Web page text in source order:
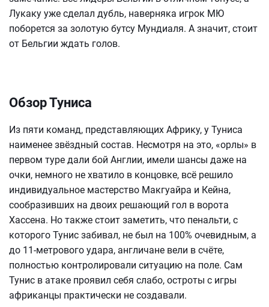
Лукаку уже сделал дубль, наверняка игрок МЮ
поборется за золотую бутсу Мундиаля. А значит, стоит
от Бельгии ждать голов.
Обзор Туниса
Из пяти команд, представляющих Африку, у Туниса
наименее звёздный состав. Несмотря на это, «орлы» в
первом туре дали бой Англии, имели шансы даже на
очки, немного не хватило в концовке, всё решило
индивидуальное мастерство Макгуайра и Кейна,
сообразивших на двоих решающий гол в ворота
Хассена. Но также стоит заметить, что пенальти, с
которого Тунис забивал, не был на 100% очевидным, а
до 11-метрового удара, англичане вели в счёте,
полностью контролировали ситуацию на поле. Сам
Тунис в атаке проявил себя слабо, остроты с игры
африканцы практически не создавали.